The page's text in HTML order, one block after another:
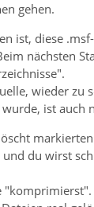
gehen.
ist, diese
nächsten
wieder zu
ist auch
du wirst